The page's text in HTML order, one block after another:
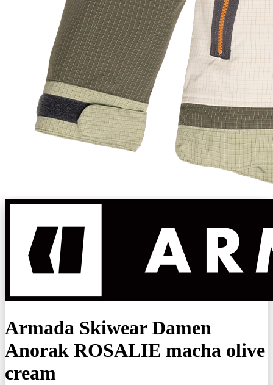
Armada Skiwear Damen
Anorak ROSALIE macha olive
cream